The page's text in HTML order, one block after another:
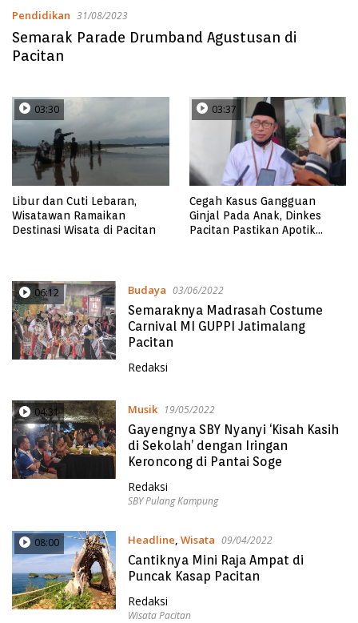
Pendidikan 31/08/2023
Semarak Parade Drumband Agustusan di
Pacitan
03:30
Libur dan Cuti Lebaran,
Wisatawan Ramaikan
Destinasi Wisata di Pacitan
03:37
Cegah Kasus Gangguan
Ginjal Pada Anak, Dinkes
Pacitan Pastikan Apotik
06:12 Budaya 03/06/2022
Semaraknya Madrasah Costume
Carnival MI GUPPI Jatimalang
Pacitan
Redaksi
04:31 Musik 19/05/2022
Gayengnya SBY Nyanyi ‘Kisah Kasih
di Sekolah’ dengan Iringan
Keroncong di Pantai Soge
Redaksi
SBY Pulang Kampung
08:00 Headline Wisata 09/04/2022
Cantiknya Mini Raja Ampat di
Puncak Kasap Pacitan
Redaksi
Wisata Pacitan